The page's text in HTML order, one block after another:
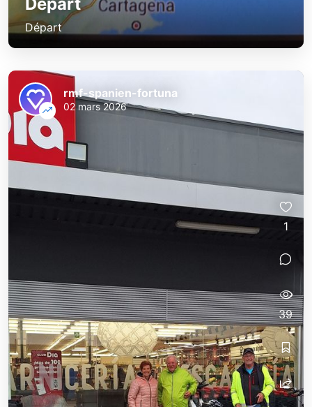
Départ
rmf-spanien-fortuna
02 mars 2026
1
39